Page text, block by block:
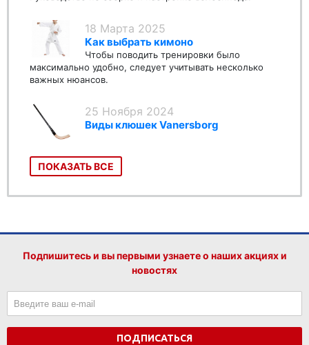
18 Марта 2025
Как выбрать кимоно
Чтобы поводить тренировки было
максимально удобно, следует учитывать несколько
важных нюансов.
25 Ноября 2024
Виды клюшек Vanersborg
ПОКАЗАТЬ ВСЕ
Подпишитесь и вы первыми узнаете о наших акциях и
новостях
ПОДПИСАТЬСЯ